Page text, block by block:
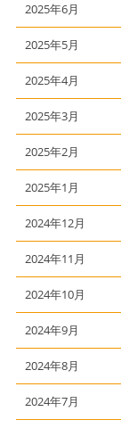
2025年6月
2025年5月
2025年4月
2025年3月
2025年2月
2025年1月
2024年12月
2024年11月
2024年10月
2024年9月
2024年8月
2024年7月